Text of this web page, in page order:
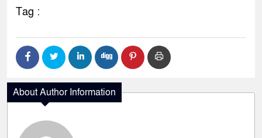
Tag :
About Author Information